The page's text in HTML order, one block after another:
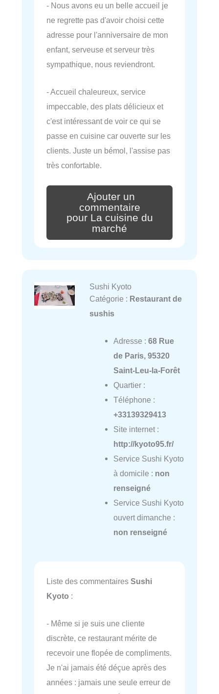
- Nous avons eu un belle accueil je
ne regrette pas d'avoir choisi cette
adresse pour l'anniversaire de mon
enfant, serveuse et serveur très
sympathique, nous reviendront.
- Accueil chaleureux, service
impeccable, des plats délicieux et
c'est intéressant de voir ce qui se
passe en cuisine car ouverte sur les
clients. Juste un bémol, l'assise pas
très confortable.
Ajouter un
commentaire
pour La cuisine du
marché
Sushi Kyoto
Catégorie : Restaurant de
sushis
Adresse : 68 Rue
de Paris, 95320
Saint-Leu-la-Forêt
Quartier :
Téléphone :
+33139329413
Site internet :
http://kyoto95.fr/
Service Sushi Kyoto
à domicile : non
renseigné
Service Sushi Kyoto
ouvert dimanche :
non renseigné
Liste des commentaires Sushi
Kyoto :
- Même si je suis une cliente
discrète, ce restaurant mérite de
recevoir une flopée de compliments.
Je n'ai jamais été déçue après des
années : jamais une seule erreur de